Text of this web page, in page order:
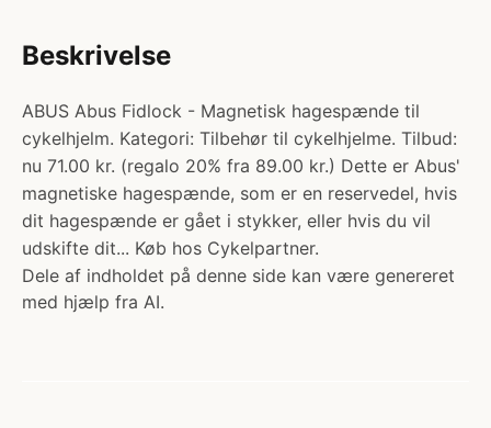
Beskrivelse
ABUS Abus Fidlock - Magnetisk hagespænde til
cykelhjelm. Kategori: Tilbehør til cykelhjelme. Tilbud:
nu 71.00 kr. (regalo 20% fra 89.00 kr.) Dette er Abus'
magnetiske hagespænde, som er en reservedel, hvis
dit hagespænde er gået i stykker, eller hvis du vil
udskifte dit... Køb hos Cykelpartner.
Dele af indholdet på denne side kan være genereret
med hjælp fra AI.